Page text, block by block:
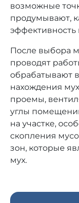
возможные
продумывают,
эффективность
После выбора
проводят
обрабатывают
нахождения
проемы,
углы
на участке,
скопления
зон, которые
мух.